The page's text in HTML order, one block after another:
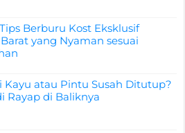
Berburu Kost Eksklusif
yang Nyaman sesuai
Kayu atau Pintu Susah Ditutup?
Rayap di Baliknya